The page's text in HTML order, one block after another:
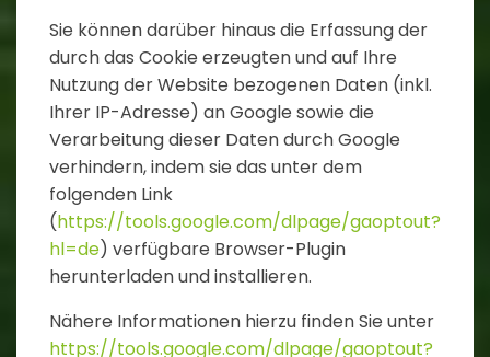
Sie können darüber hinaus die Erfassung der
durch das Cookie erzeugten und auf Ihre
Nutzung der Website bezogenen Daten (inkl.
Ihrer IP-Adresse) an Google sowie die
Verarbeitung dieser Daten durch Google
verhindern, indem sie das unter dem
folgenden Link
(https://tools.google.com/dlpage/gaoptout?
hl=de) verfügbare Browser-Plugin
herunterladen und installieren.
Nähere Informationen hierzu finden Sie unter
https://tools.google.com/dlpage/gaoptout?